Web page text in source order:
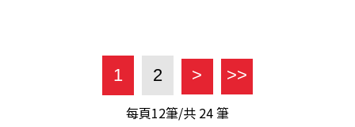
1 2 > >>
每頁12筆/共 24筆